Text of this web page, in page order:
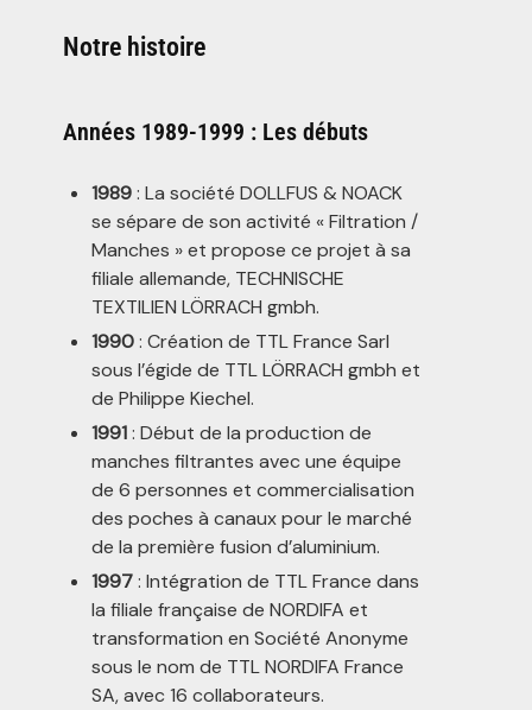
Notre histoire
Années 1989-1999 : Les débuts
1989: La société DOLLFUS & NOACK
se sépare de son activité « Filtration /
Manches » et propose ce projet à sa
filiale allemande, TECHNISCHE
TEXTILIEN LÖRRACH gmbh.
1990: Création de TTL France Sarl
sous l’égide de TTL LÖRRACH gmbh et
de Philippe Kiechel.
1991: Début de la production de
manches filtrantes avec une équipe
de 6 personnes et commercialisation
des poches à canaux pour le marché
de la première fusion d’aluminium.
1997: Intégration de TTL France dans
la filiale française de NORDIFA et
transformation en Société Anonyme
sous le nom de TTL NORDIFA France
SA, avec 16 collaborateurs.